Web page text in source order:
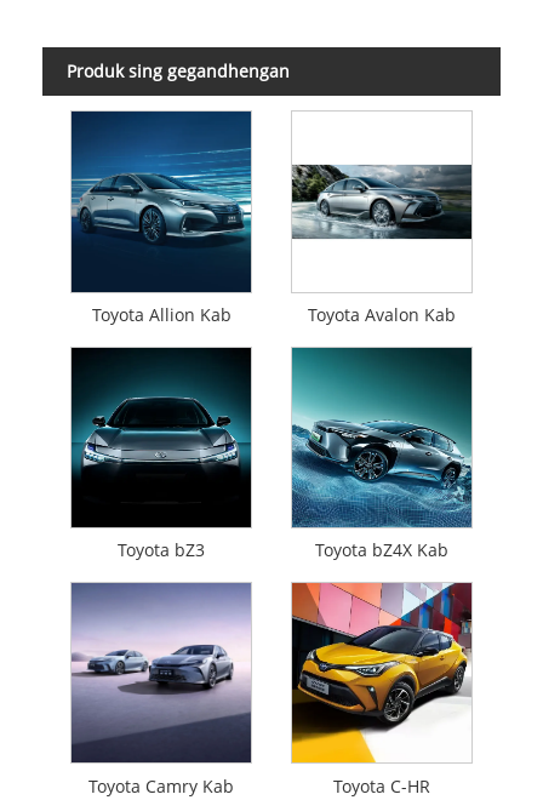
Produk sing gegandhengan
Toyota Allion Kab Toyota Avalon Kab
Toyota bZ3 Toyota bZ4X Kab
Toyota Camry Kab Toyota C-HR